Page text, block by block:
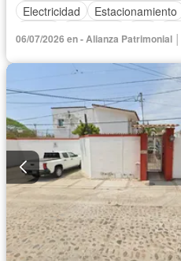
Electricidad
Estacionamiento
06/07/2026 en - Alianza Patrimonial